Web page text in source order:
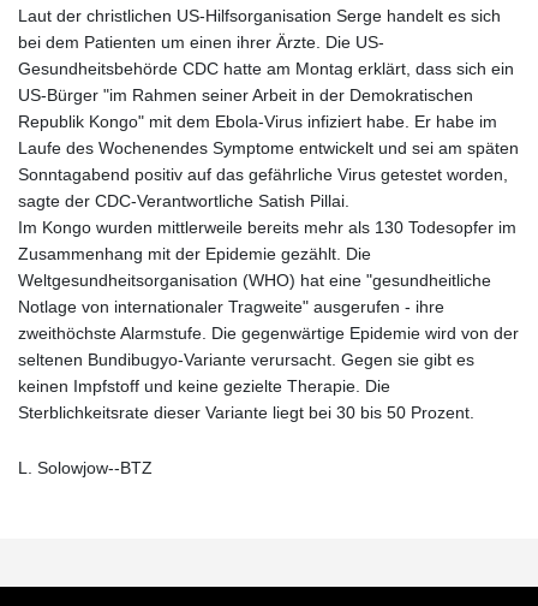
Laut der christlichen US-Hilfsorganisation Serge handelt es sich
bei dem Patienten um einen ihrer Ärzte. Die US-
Gesundheitsbehörde CDC hatte am Montag erklärt, dass sich ein
US-Bürger "im Rahmen seiner Arbeit in der Demokratischen
Republik Kongo" mit dem Ebola-Virus infiziert habe. Er habe im
Laufe des Wochenendes Symptome entwickelt und sei am späten
Sonntagabend positiv auf das gefährliche Virus getestet worden,
sagte der CDC-Verantwortliche Satish Pillai.
Im Kongo wurden mittlerweile bereits mehr als 130 Todesopfer im
Zusammenhang mit der Epidemie gezählt. Die
Weltgesundheitsorganisation (WHO) hat eine "gesundheitliche
Notlage von internationaler Tragweite" ausgerufen - ihre
zweithöchste Alarmstufe. Die gegenwärtige Epidemie wird von der
seltenen Bundibugyo-Variante verursacht. Gegen sie gibt es
keinen Impfstoff und keine gezielte Therapie. Die
Sterblichkeitsrate dieser Variante liegt bei 30 bis 50 Prozent.
L. Solowjow--BTZ